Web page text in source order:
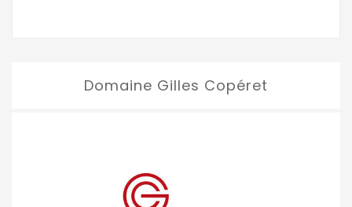
Domaine Gilles Copéret